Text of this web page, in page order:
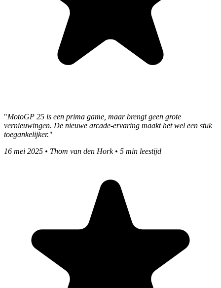
"MotoGP 25 is een prima game, maar brengt geen grote
vernieuwingen. De nieuwe arcade-ervaring maakt het wel een stuk
toegankelijker."
16 mei 2025 • Thom van den Hork • 5 min leestijd